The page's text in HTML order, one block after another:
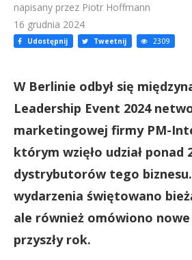
napisany przez Piotr Hoffmann
16 grudnia 2024
Udostępnij Tweetnij 2309
W Berlinie odbył się
Leadership Event 2024
marketingowej firmy PM-
którym wzięło udział ponad
dystrybutorów tego biznesu.
wydarzenia świętowano
ale również omówiono
przyszły rok.